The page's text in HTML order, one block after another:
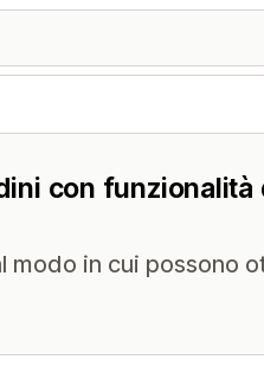
con funzionalità
modo in cui possono